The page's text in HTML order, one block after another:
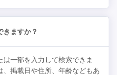
きますか？
は一部を入力して検索できま
、掲載日や住所、年齢などもあ